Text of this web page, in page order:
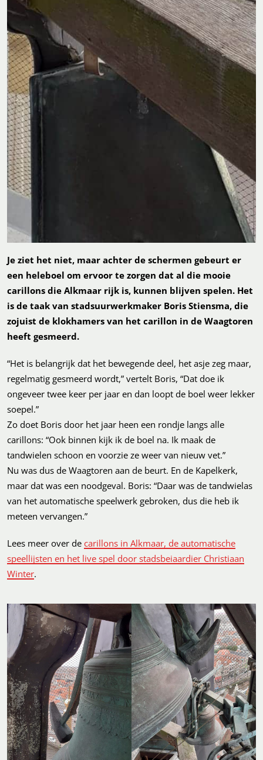
Je ziet het niet, maar achter de schermen gebeurt er
een heleboel om ervoor te zorgen dat al die mooie
carillons die Alkmaar rijk is, kunnen blijven spelen. Het
is de taak van stadsuurwerkmaker Boris Stiensma, die
zojuist de klokhamers van het carillon in de Waagtoren
heeft gesmeerd.
“Het is belangrijk dat het bewegende deel, het asje zeg maar,
regelmatig gesmeerd wordt,” vertelt Boris, “Dat doe ik
ongeveer twee keer per jaar en dan loopt de boel weer lekker
soepel.”
Zo doet Boris door het jaar heen een rondje langs alle
carillons: “Ook binnen kijk ik de boel na. Ik maak de
tandwielen schoon en voorzie ze weer van nieuw vet.”
Nu was dus de Waagtoren aan de beurt. En de Kapelkerk,
maar dat was een noodgeval. Boris: “Daar was de tandwielas
van het automatische speelwerk gebroken, dus die heb ik
meteen vervangen.”
Lees meer over de carillons in Alkmaar, de automatische
speellijsten en het live spel door stadsbeiaardier Christiaan
Winter.